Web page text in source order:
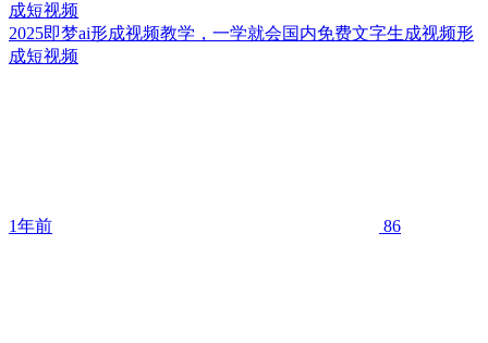
成短视频
2025即梦ai形成视频教学，一学就会国内免费文字生成视频形
成短视频
1年前 86